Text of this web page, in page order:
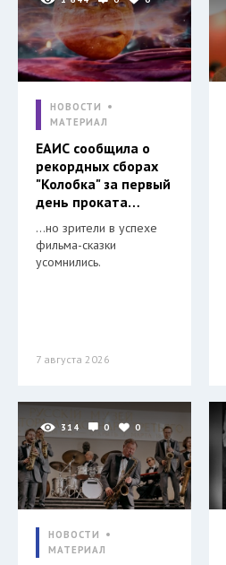
НОВОСТИ
МАТЕРИАЛ
ЕАИС сообщила о
рекордных сборах
"Колобка" за первый
день проката…
…но зрители в успехе
фильма-сказки
усомнились.
7 августа 2026
314 0 0
НОВОСТИ
МАТЕРИАЛ